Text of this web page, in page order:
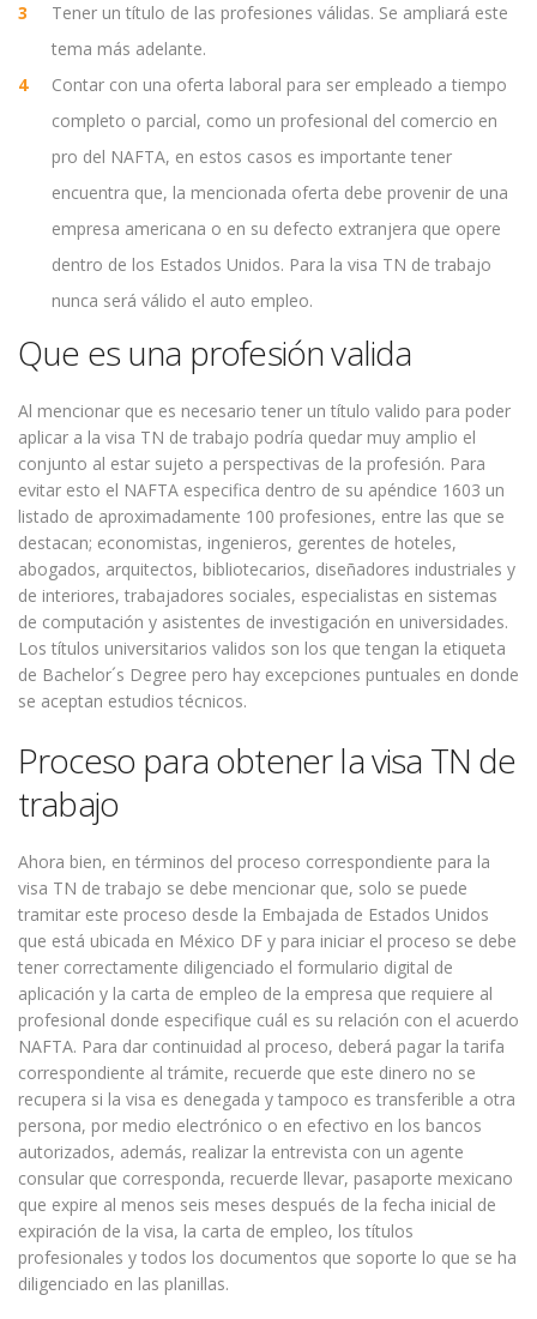
Tener un título de las profesiones válidas. Se ampliará este
tema más adelante.
Contar con una oferta laboral para ser empleado a tiempo
completo o parcial, como un profesional del comercio en
pro del NAFTA, en estos casos es importante tener
encuentra que, la mencionada oferta debe provenir de una
empresa americana o en su defecto extranjera que opere
dentro de los Estados Unidos. Para la visa TN de trabajo
nunca será válido el auto empleo.
Que es una profesión valida
Al mencionar que es necesario tener un título valido para poder
aplicar a la visa TN de trabajo podría quedar muy amplio el
conjunto al estar sujeto a perspectivas de la profesión. Para
evitar esto el NAFTA especifica dentro de su apéndice 1603 un
listado de aproximadamente 100 profesiones, entre las que se
destacan; economistas, ingenieros, gerentes de hoteles,
abogados, arquitectos, bibliotecarios, diseñadores industriales y
de interiores, trabajadores sociales, especialistas en sistemas
de computación y asistentes de investigación en universidades.
Los títulos universitarios validos son los que tengan la etiqueta
de Bachelor´s Degree pero hay excepciones puntuales en donde
se aceptan estudios técnicos.
Proceso para obtener la visa TN de
trabajo
Ahora bien, en términos del proceso correspondiente para la
visa TN de trabajo se debe mencionar que, solo se puede
tramitar este proceso desde la Embajada de Estados Unidos
que está ubicada en México DF y para iniciar el proceso se debe
tener correctamente diligenciado el formulario digital de
aplicación y la carta de empleo de la empresa que requiere al
profesional donde especifique cuál es su relación con el acuerdo
NAFTA. Para dar continuidad al proceso, deberá pagar la tarifa
correspondiente al trámite, recuerde que este dinero no se
recupera si la visa es denegada y tampoco es transferible a otra
persona, por medio electrónico o en efectivo en los bancos
autorizados, además, realizar la entrevista con un agente
consular que corresponda, recuerde llevar, pasaporte mexicano
que expire al menos seis meses después de la fecha inicial de
expiración de la visa, la carta de empleo, los títulos
profesionales y todos los documentos que soporte lo que se ha
diligenciado en las planillas.